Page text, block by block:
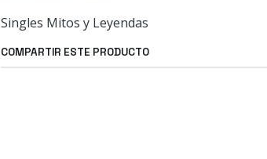
Singles Mitos y Leyendas
COMPARTIR ESTE PRODUCTO